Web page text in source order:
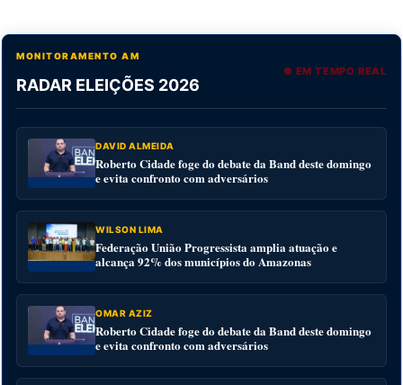
MONITORAMENTO AM
RADAR ELEIÇÕES 2026
● EM TEMPO REAL
DAVID ALMEIDA
Roberto Cidade foge do debate da Band deste domingo
e evita confronto com adversários
WILSON LIMA
Federação União Progressista amplia atuação e
alcança 92% dos municípios do Amazonas
OMAR AZIZ
Roberto Cidade foge do debate da Band deste domingo
e evita confronto com adversários